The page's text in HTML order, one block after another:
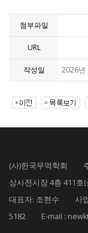
첨부파일
URL
작성일 2026년
(사)한국무역학회 주
상사전시장 4층 411호
대표자: 조현수 사
5182 E-mail :